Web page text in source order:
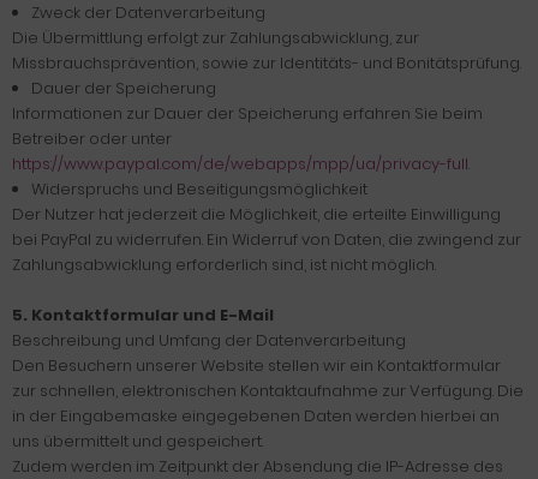
Zweck der Datenverarbeitung
Die Übermittlung erfolgt zur Zahlungsabwicklung, zur
Missbrauchsprävention, sowie zur Identitäts- und Bonitätsprüfung.
Dauer der Speicherung
Informationen zur Dauer der Speicherung erfahren Sie beim
Betreiber oder unter
https://www.paypal.com/de/webapps/mpp/ua/privacy-full.
Widerspruchs und Beseitigungsmöglichkeit
Der Nutzer hat jederzeit die Möglichkeit, die erteilte Einwilligung
bei PayPal zu widerrufen. Ein Widerruf von Daten, die zwingend zur
Zahlungsabwicklung erforderlich sind, ist nicht möglich.
5. Kontaktformular und E-Mail
Beschreibung und Umfang der Datenverarbeitung
Den Besuchern unserer Website stellen wir ein Kontaktformular
zur schnellen, elektronischen Kontaktaufnahme zur Verfügung. Die
in der Eingabemaske eingegebenen Daten werden hierbei an
uns übermittelt und gespeichert.
Zudem werden im Zeitpunkt der Absendung die IP-Adresse des